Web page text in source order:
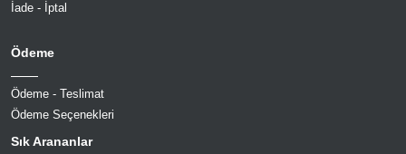
İade - İptal
Ödeme
Ödeme - Teslimat
Ödeme Seçenekleri
Sık Arananlar